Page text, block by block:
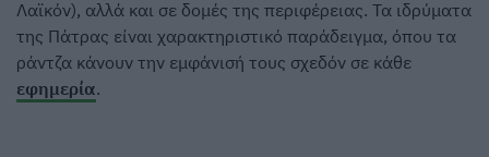
Λαϊκόν), αλλά και σε δομές της περιφέρειας. Τα ιδρύματα
της Πάτρας είναι χαρακτηριστικό παράδειγμα, όπου τα
ράντζα κάνουν την εμφάνισή τους σχεδόν σε κάθε
εφημερία.